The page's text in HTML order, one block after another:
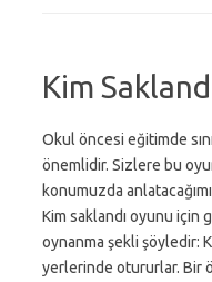
Kim
Okul öncesi eğitimde
önemlidir. Sizlere bu
konumuzda
Kim saklandı oyunu için
oynanma şekli şöyledir:
yerlerinde otururlar. Bir